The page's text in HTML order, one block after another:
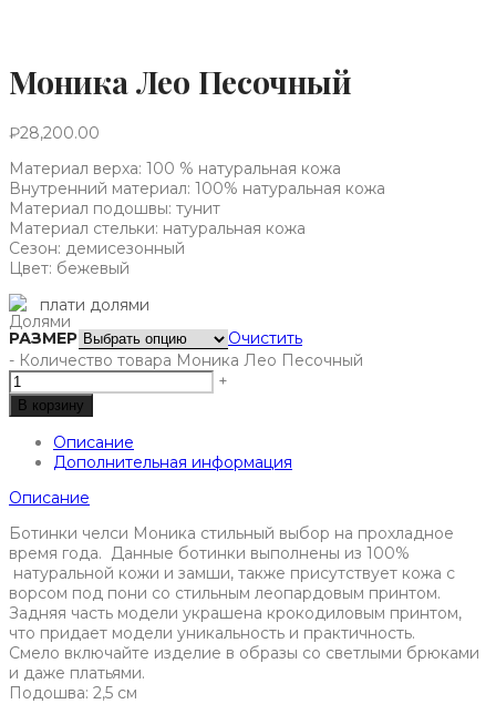
Моника Лео Песочный
₽28,200.00
Материал верха: 100 % натуральная кожа
Внутренний материал: 100% натуральная кожа
Материал подошвы: тунит
Материал стельки: натуральная кожа
Сезон: демисезонный
Цвет: бежевый
плати долями
РАЗМЕР
Очистить
- Количество товара Моника Лео Песочный
+
В корзину
Описание
Дополнительная информация
Описание
Ботинки челси Моника стильный выбор на прохладное
время года. Данные ботинки выполнены из 100%
натуральной кожи и замши, также присутствует кожа с
ворсом под пони со стильным леопардовым принтом.
Задняя часть модели украшена крокодиловым принтом,
что придает модели уникальность и практичность.
Смело включайте изделие в образы со светлыми брюками
и даже платьями.
Подошва: 2,5 см